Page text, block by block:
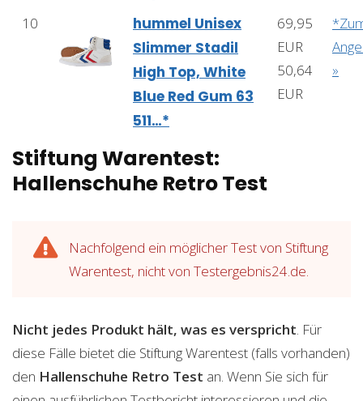
10
hummel Unisex
Slimmer Stadil
High Top, White
Blue Red Gum 63
511…*
69,95
EUR
50,64
EUR
»
Stiftung Warentest:
Hallenschuhe Retro Test
Nachfolgend ein möglicher Test von Stiftung
Warentest, nicht von Testergebnis24.de.
Nicht jedes Produkt hält, was es verspricht. Für
diese Fälle bietet die Stiftung Warentest (falls vorhanden)
den Hallenschuhe Retro Test an. Wenn Sie sich für